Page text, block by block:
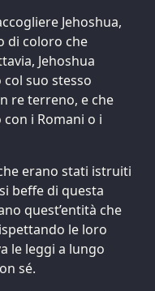
Jehoshua,
di coloro che
Jehoshua
suo stesso
re terreno, e che
i Romani o i
erano stati istruiti
beffe di questa
quest’entità che
le loro
le leggi a lungo
sé.